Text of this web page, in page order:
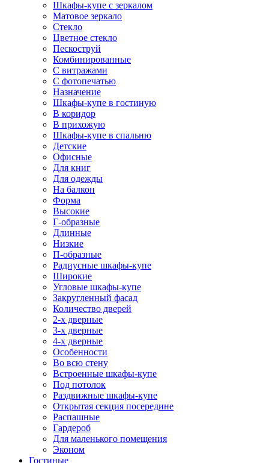
Шкафы-купе с зеркалом
Матовое зеркало
Стекло
Цветное стекло
Пескоструй
Комбинированные
С витражами
С фотопечатью
Назначение
Шкафы-купе в гостиную
В коридор
В прихожую
Шкафы-купе в спальню
Детские
Офисные
Для книг
Для одежды
На балкон
Форма
Высокие
Г-образные
Длинные
Низкие
П-образные
Радиусные шкафы-купе
Широкие
Угловые шкафы-купе
Закругленный фасад
Количество дверей
2-х дверные
3-х дверные
4-х дверные
Особенности
Во всю стену
Встроенные шкафы-купе
Под потолок
Раздвижные шкафы-купе
Открытая секция посередине
Распашные
Гардероб
Для маленького помещения
Эконом
Гостиные